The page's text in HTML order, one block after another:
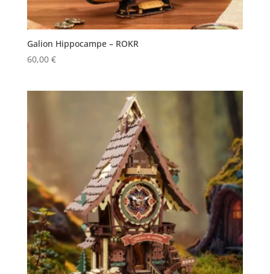
Galion Hippocampe – ROKR
60,00 €